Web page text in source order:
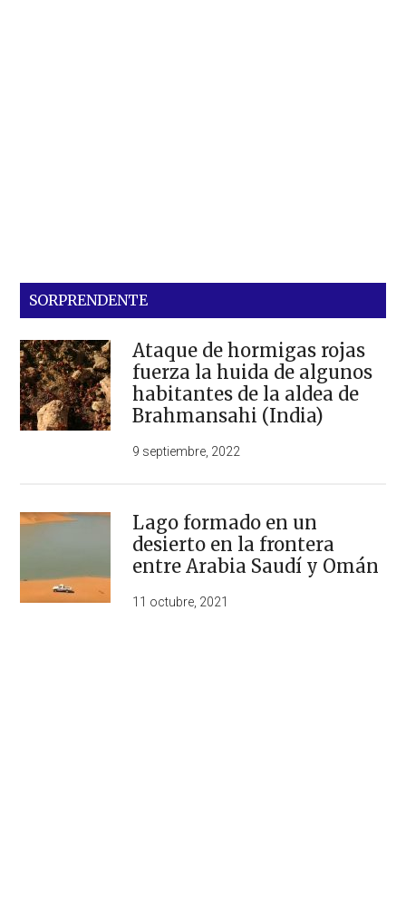
SORPRENDENTE
Ataque de hormigas rojas
fuerza la huida de algunos
habitantes de la aldea de
Brahmansahi (India)
9 septiembre, 2022
Lago formado en un
desierto en la frontera
entre Arabia Saudí y Omán
11 octubre, 2021